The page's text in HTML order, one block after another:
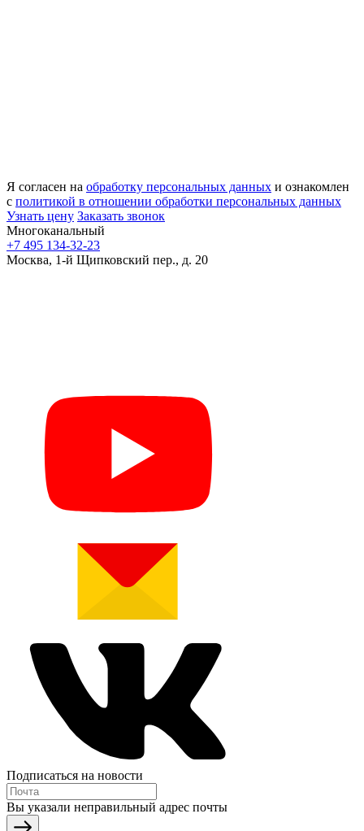
Я согласен на обработку персональных данных и ознакомлен
с политикой в отношении обработки персональных данных
Узнать цену Заказать звонок
Многоканальный
+7 495 134-32-23
Москва, 1-й Щипковский пер., д. 20
Подписаться на новости
Вы указали неправильный адрес почты